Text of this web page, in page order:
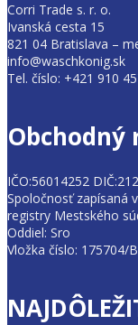
Corri Trade s. r. o.
Ivanská cesta 15
821 04 Bratislava –
info@waschkonig.sk
Tel. číslo: +421 910
Obchodný
IČO:56014252
Spoločnosť zapísaná
registry Mestského
Oddiel: Sro
Vložka číslo: 175704/B